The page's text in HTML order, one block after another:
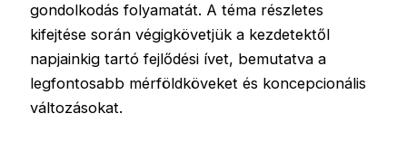
gondolkodás folyamatát. A téma részletes
kifejtése során végigkövetjük a kezdetektől
napjainkig tartó fejlődési ívet, bemutatva a
legfontosabb mérföldköveket és koncepcionális
változásokat.